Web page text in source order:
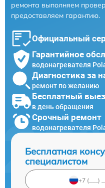
ремонта выполняем
предоставляем гарантию.
Официальный
Гарантийное
водонагревателя
Диагностика за
ремонт по желанию
Бесплатный
в день обращения
Срочный ремонт
водонагревателя
Бесплатная
специалистом